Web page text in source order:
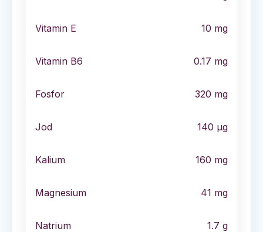
Vitamin E 10 mg
Vitamin B6 0.17 mg
Fosfor 320 mg
Jod 140 µg
Kalium 160 mg
Magnesium 41 mg
Natrium 1.7 g